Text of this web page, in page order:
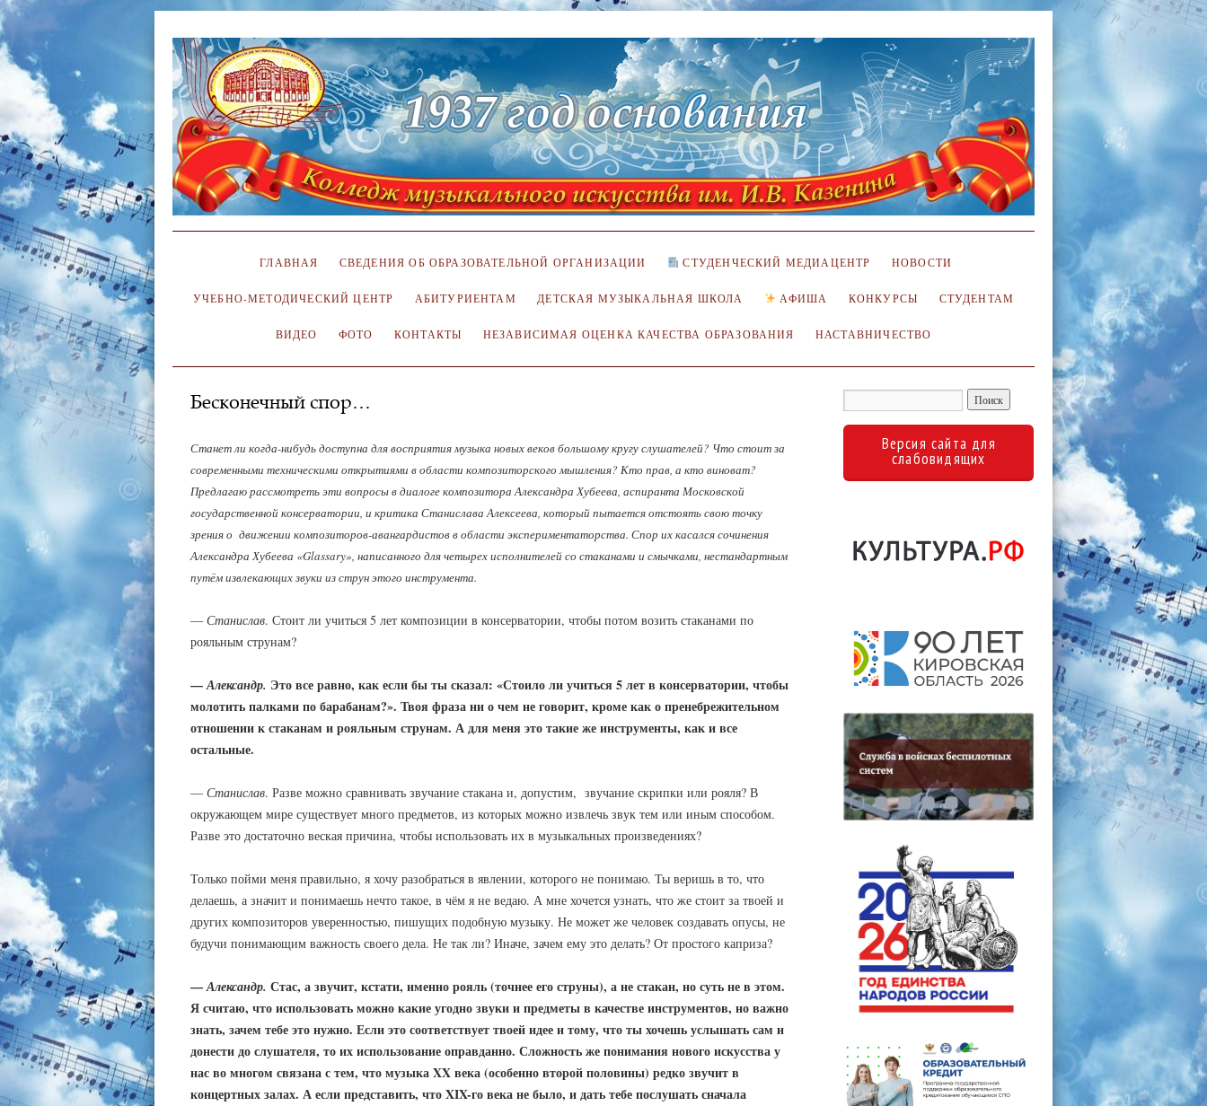
ГЛАВНАЯ СВЕДЕНИЯ ОБ ОБРАЗОВАТЕЛЬНОЙ ОРГАНИЗАЦИИ СТУДЕНЧЕСКИЙ МЕДИАЦЕНТР НОВОСТИ
УЧЕБНО-МЕТОДИЧЕСКИЙ ЦЕНТР АБИТУРИЕНТАМ ДЕТСКАЯ МУЗЫКАЛЬНАЯ ШКОЛА АФИША КОНКУРСЫ СТУДЕНТАМ
ВИДЕО ФОТО КОНТАКТЫ НЕЗАВИСИМАЯ ОЦЕНКА КАЧЕСТВА ОБРАЗОВАНИЯ НАСТАВНИЧЕСТВО
Бесконечный спор…
Станет ли когда-нибудь доступна для восприятия музыка новых веков большому кругу слушателей? Что стоит за
современными техническими открытиями в области композиторского мышления? Кто прав, а кто виноват?
Предлагаю рассмотреть эти вопросы в диалоге композитора Александра Хубеева, аспиранта Московской
государственной консерватории, и критика Станислава Алексеева, который пытается отстоять свою точку
зрения о движении композиторов-авангардистов в области экспериментаторства. Спор их касался сочинения
Александра Хубеева «Glassary», написанного для четырех исполнителей со стаканами и смычками, нестандартным
путём извлекающих звуки из струн этого инструмента.
— Станислав. Стоит ли учиться 5 лет композиции в консерватории, чтобы потом возить стаканами по
рояльным струнам?
—Александр. Это все равно, как если бы ты сказал: «Стоило ли учиться 5 лет в консерватории, чтобы
молотить палками по барабанам?». Твоя фраза ни о чем не говорит, кроме как о пренебрежительном
отношении к стаканам и рояльным струнам. А для меня это такие же инструменты, как и все
остальные.
— Станислав. Разве можно сравнивать звучание стакана и, допустим, звучание скрипки или рояля? В
окружающем мире существует много предметов, из которых можно извлечь звук тем или иным способом.
Разве это достаточно веская причина, чтобы использовать их в музыкальных произведениях?
Только пойми меня правильно, я хочу разобраться в явлении, которого не понимаю. Ты веришь в то, что
делаешь, а значит и понимаешь нечто такое, в чём я не ведаю. А мне хочется узнать, что же стоит за твоей и
других композиторов уверенностью, пишущих подобную музыку. Не может же человек создавать опусы, не
будучи понимающим важность своего дела. Не так ли? Иначе, зачем ему это делать? От простого каприза?
—Александр. Стас, а звучит, кстати, именно рояль (точнее его струны), а не стакан, но суть не в этом.
Я считаю, что использовать можно какие угодно звуки и предметы в качестве инструментов, но важно
знать, зачем тебе это нужно. Если это соответствует твоей идее и тому, что ты хочешь услышать сам и
донести до слушателя, то их использование оправданно. Сложность же понимания нового искусства у
нас во многом связана с тем, что музыка XX века (особенно второй половины) редко звучит в
концертных залах. А если представить, чтоXIX-го века не было, и дать тебе послушать сначала
Версия сайта для
слабовидящих